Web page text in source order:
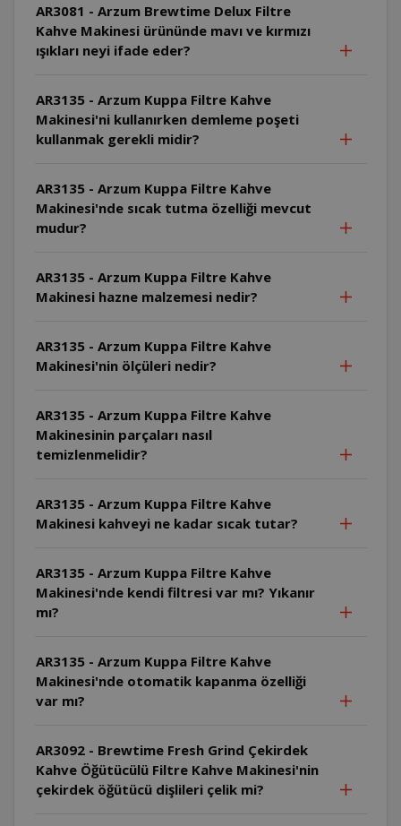
AR3081 - Arzum Brewtime Delux Filtre
Kahve Makinesi ürününde mavı ve kırmızı
ışıkları neyi ifade eder?
AR3135 - Arzum Kuppa Filtre Kahve
Makinesi'ni kullanırken demleme poşeti
kullanmak gerekli midir?
AR3135 - Arzum Kuppa Filtre Kahve
Makinesi'nde sıcak tutma özelliği mevcut
mudur?
AR3135 - Arzum Kuppa Filtre Kahve
Makinesi hazne malzemesi nedir?
AR3135 - Arzum Kuppa Filtre Kahve
Makinesi'nin ölçüleri nedir?
AR3135 - Arzum Kuppa Filtre Kahve
Makinesinin parçaları nasıl
temizlenmelidir?
AR3135 - Arzum Kuppa Filtre Kahve
Makinesi kahveyi ne kadar sıcak tutar?
AR3135 - Arzum Kuppa Filtre Kahve
Makinesi'nde kendi filtresi var mı? Yıkanır
mı?
AR3135 - Arzum Kuppa Filtre Kahve
Makinesi'nde otomatik kapanma özelliği
var mı?
AR3092 - Brewtime Fresh Grind Çekirdek
Kahve Öğütücülü Filtre Kahve Makinesi'nin
çekirdek öğütücü dişlileri çelik mi?